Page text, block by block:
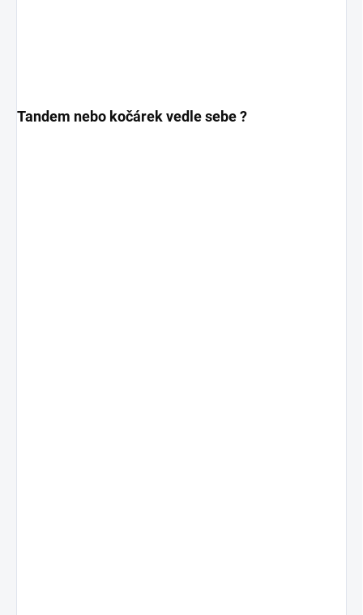
Tandem nebo kočárek vedle sebe ?